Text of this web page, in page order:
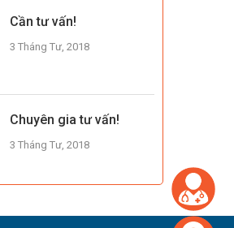
Cần tư vấn!
3 Tháng Tư, 2018
Chuyên gia tư vấn!
3 Tháng Tư, 2018